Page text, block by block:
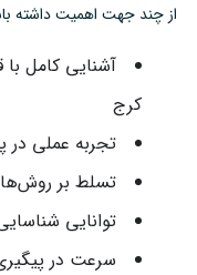
از چند جهت اهمیت داشته
آشنایی کامل با
کرج
تجربه عملی در
تسلط بر
توانایی
سرعت در